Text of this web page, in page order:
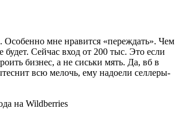
Особенно мне нравится «переждать». Чем
будет. Сейчас вход от 200 тыс. Это если
бизнес, а не сиськи мять. Да, вб в
всю мелочь, ему надоели селлеры-